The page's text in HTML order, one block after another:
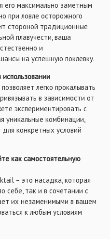
максимально заметным
при ловле осторожного
стороной традиционные
плавучести, ваша
и
на успешную поклевку.
использовании
легко прокалывать
в зависимости от
экспериментировать с
уникальные комбинации,
конкретных условий
как самостоятельную
– это насадка, которая
себе, так и в сочетании с
их незаменимыми в вашем
к любым условиям